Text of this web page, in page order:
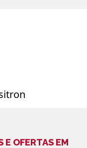
E OFERTAS EM